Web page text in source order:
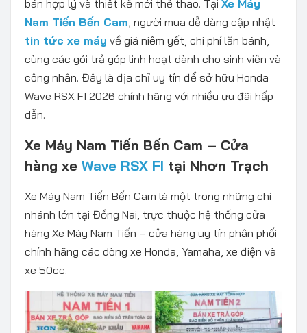
bán hợp lý và thiết kế mới thể thao. Tại Xe Máy
Nam Tiến Bến Cam, người mua dễ dàng cập nhật
tin tức xe máy về giá niêm yết, chi phí lăn bánh,
cùng các gói trả góp linh hoạt dành cho sinh viên và
công nhân. Đây là địa chỉ uy tín để sở hữu Honda
Wave RSX FI 2026 chính hãng với nhiều ưu đãi hấp
dẫn.
Xe Máy Nam Tiến Bến Cam – Cửa
hàng xe Wave RSX FI tại Nhơn Trạch
Xe Máy Nam Tiến Bến Cam là một trong những chi
nhánh lớn tại Đồng Nai, trực thuộc hệ thống cửa
hàng Xe Máy Nam Tiến – cửa hàng uy tín phân phối
chính hãng các dòng xe Honda, Yamaha, xe điện và
xe 50cc.